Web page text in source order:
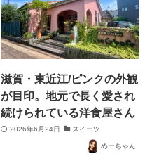
滋賀・東近江/ピンクの外観
が目印。地元で長く愛され
続けられている洋食屋さん
2026年6月24日 スイーツ
めーちゃん